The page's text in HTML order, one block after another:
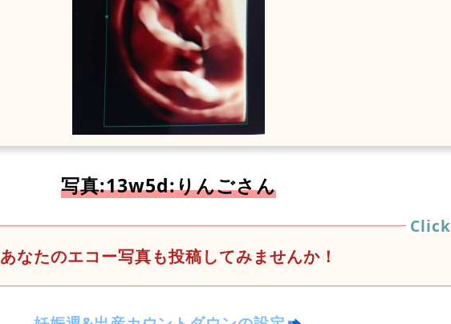
写真:13w5d:りんごさん
あなたのエコー写真も投稿してみませんか！